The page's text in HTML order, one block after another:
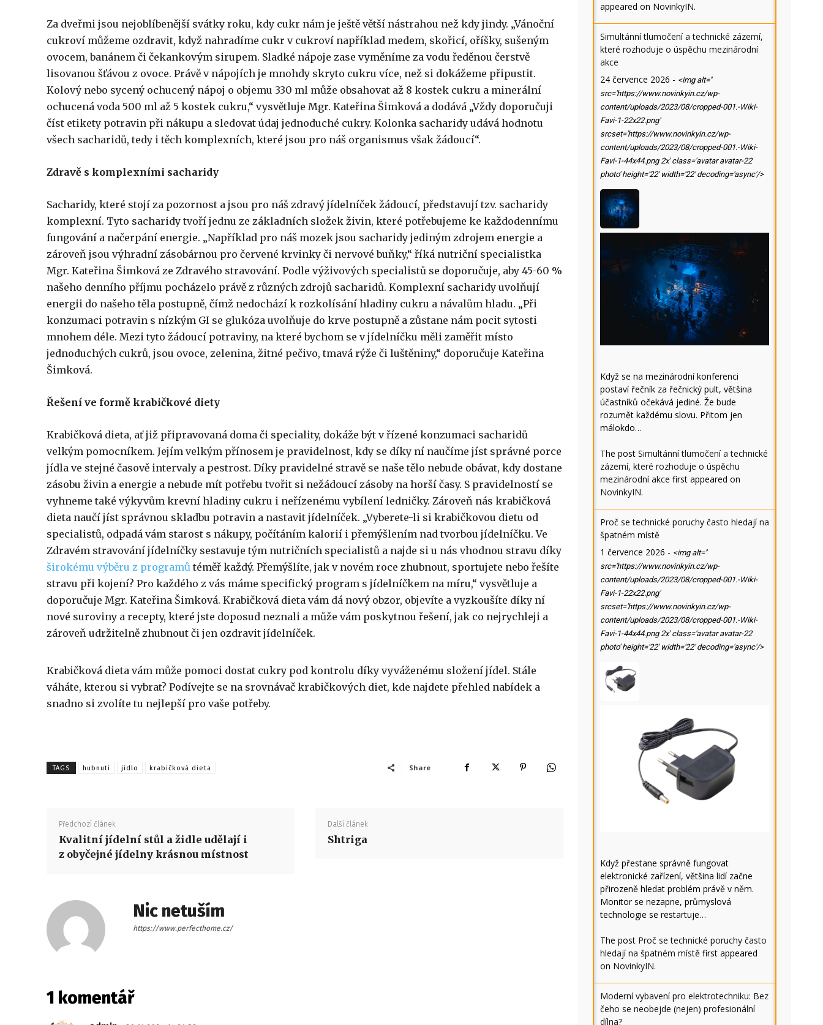
Za dveřmi jsou nejoblíbenější svátky roku, kdy cukr nám je ještě větší nástrahou než kdy jindy. „Vánoční
cukroví můžeme ozdravit, když nahradíme cukr v cukroví například medem, skořicí, oříšky, sušeným
ovocem, banánem či čekankovým sirupem. Sladké nápoje zase vyměníme za vodu ředěnou čerstvě
lisovanou šťávou z ovoce. Právě v nápojích je mnohdy skryto cukru více, než si dokážeme připustit.
Kolový nebo sycený ochucený nápoj o objemu 330 ml může obsahovat až 8 kostek cukru a minerální
ochucená voda 500 ml až 5 kostek cukru,“ vysvětluje Mgr. Kateřina Šimková a dodává „Vždy doporučuji
číst etikety potravin při nákupu a sledovat údaj jednoduché cukry. Kolonka sacharidy udává hodnotu
všech sacharidů, tedy i těch komplexních, které jsou pro náš organismus však žádoucí“.
Zdravě s komplexními sacharidy
Sacharidy, které stojí za pozornost a jsou pro náš zdravý jídelníček žádoucí, představují tzv. sacharidy
komplexní. Tyto sacharidy tvoří jednu ze základních složek živin, které potřebujeme ke každodennímu
fungování a načerpání energie. „Například pro náš mozek jsou sacharidy jediným zdrojem energie a
zároveň jsou výhradní zásobárnou pro červené krvinky či nervové buňky,“ říká nutriční specialistka
Mgr. Kateřina Šimková ze Zdravého stravování. Podle výživových specialistů se doporučuje, aby 45-60 %
našeho denního příjmu pocházelo právě z různých zdrojů sacharidů. Komplexní sacharidy uvolňují
energii do našeho těla postupně, čímž nedochází k rozkolísání hladiny cukru a návalům hladu. „Při
konzumaci potravin s nízkým GI se glukóza uvolňuje do krve postupně a zůstane nám pocit sytosti
mnohem déle. Mezi tyto žádoucí potraviny, na které bychom se v jídelníčku měli zaměřit místo
jednoduchých cukrů, jsou ovoce, zelenina, žitné pečivo, tmavá rýže či luštěniny,“ doporučuje Kateřina
Šimková.
Řešení ve formě krabičkové diety
Krabičková dieta, ať již připravovaná doma či speciality, dokáže být v řízené konzumaci sacharidů
velkým pomocníkem. Jejím velkým přínosem je pravidelnost, kdy se díky ní naučíme jíst správné porce
jídla ve stejné časově intervaly a pestrost. Díky pravidelné stravě se naše tělo nebude obávat, kdy dostane
zásobu živin a energie a nebude mít potřebu tvořit si nežádoucí zásoby na horší časy. S pravidelností se
vyhneme také výkyvům krevní hladiny cukru i neřízenému vybílení ledničky. Zároveň nás krabičková
dieta naučí jíst správnou skladbu potravin a nastavit jídelníček. „Vyberete-li si krabičkovou dietu od
specialistů, odpadá vám starost s nákupy, počítáním kalorií i přemýšlením nad tvorbou jídelníčku. Ve
Zdravém stravování jídelníčky sestavuje tým nutričních specialistů a najde si u nás vhodnou stravu díky
širokému výběru z programů téměř každý. Přemýšlíte, jak v novém roce zhubnout, sportujete nebo řešíte
stravu při kojení? Pro každého z vás máme specifický program s jídelníčkem na míru,“ vysvětluje a
doporučuje Mgr. Kateřina Šimková. Krabičková dieta vám dá nový obzor, objevíte a vyzkoušíte díky ní
nové suroviny a recepty, které jste doposud neznali a může vám poskytnou řešení, jak co nejrychleji a
zároveň udržitelně zhubnout či jen ozdravit jídelníček.
Krabičková dieta vám může pomoci dostat cukry pod kontrolu díky vyváženému složení jídel. Stále
váháte, kterou si vybrat? Podívejte se na srovnávač krabičkových diet, kde najdete přehled nabídek a
snadno si zvolíte tu nejlepší pro vaše potřeby.
TAGS hubnutí jídlo krabičková dieta Share
Předchozí článek
Kvalitní jídelní stůl a židle udělají i
z obyčejné jídelny krásnou místnost
Další článek
Shtriga
Nic netuším
https://www.perfecthome.cz/
1 komentář
appeared on NovinkyIN.
Simultánní tlumočení a technické zázemí,
které rozhoduje o úspěchu mezinárodní
akce
24 července 2026 - <img alt=''
src='https://www.novinkyin.cz/wp-
content/uploads/2023/08/cropped-001.-Wiki-
Favi-1-22x22.png'
srcset='https://www.novinkyin.cz/wp-
content/uploads/2023/08/cropped-001.-Wiki-
Favi-1-44x44.png 2x' class='avatar avatar-22
photo' height='22' width='22' decoding='async'/>
Když se na mezinárodní konferenci
postaví řečník za řečnický pult, většina
účastníků očekává jediné. Že bude
rozumět každému slovu. Přitom jen
málokdo…
The post Simultánní tlumočení a technické
zázemí, které rozhoduje o úspěchu
mezinárodní akce first appeared on
NovinkyIN.
Proč se technické poruchy často hledají na
špatném místě
1 července 2026 - <img alt=''
src='https://www.novinkyin.cz/wp-
content/uploads/2023/08/cropped-001.-Wiki-
Favi-1-22x22.png'
srcset='https://www.novinkyin.cz/wp-
content/uploads/2023/08/cropped-001.-Wiki-
Favi-1-44x44.png 2x' class='avatar avatar-22
photo' height='22' width='22' decoding='async'/>
Když přestane správně fungovat
elektronické zařízení, většina lidí začne
přirozeně hledat problém právě v něm.
Monitor se nezapne, průmyslová
technologie se restartuje…
The post Proč se technické poruchy často
hledají na špatném místě first appeared
on NovinkyIN.
Moderní vybavení pro elektrotechniku: Bez
čeho se neobejde (nejen) profesionální
dílna?